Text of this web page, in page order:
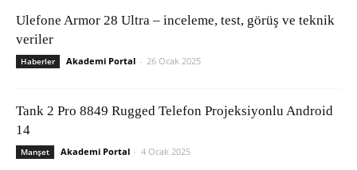
Ulefone Armor 28 Ultra – inceleme, test, görüş ve teknik
veriler
Haberler Akademi Portal - 26 Ocak 2025
Tank 2 Pro 8849 Rugged Telefon Projeksiyonlu Android
14
Manşet Akademi Portal - 4 Ocak 2025